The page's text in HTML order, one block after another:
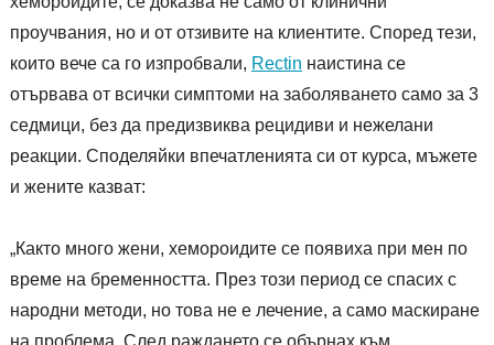
проучвания, но и от отзивите на клиентите. Според тези,
които вече са го изпробвали, Rectin наистина се
отървава от всички симптоми на заболяването само за 3
седмици, без да предизвиква рецидиви и нежелани
реакции. Споделяйки впечатленията си от курса, мъжете
и жените казват:
„Както много жени, хемороидите се появиха при мен по
време на бременността. През този период се спасих с
народни методи, но това не е лечение, а само маскиране
на проблема. След раждането се обърнах към